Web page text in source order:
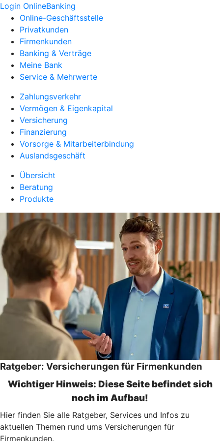
Login OnlineBanking
Online-Geschäftsstelle
Privatkunden
Firmenkunden
Banking & Verträge
Meine Bank
Service & Mehrwerte
Zahlungsverkehr
Vermögen & Eigenkapital
Versicherung
Finanzierung
Vorsorge & Mitarbeiterbindung
Auslandsgeschäft
Übersicht
Beratung
Produkte
Ratgeber: Versicherungen für Firmenkunden
Wichtiger Hinweis: Diese Seite befindet sich
noch im Aufbau!
Hier finden Sie alle Ratgeber, Services und Infos zu
aktuellen Themen rund ums Versicherungen für
Firmenkunden.